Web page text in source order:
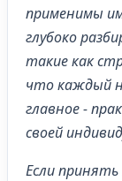
применимы
глубоко
такие как
что каждый
главное -
своей
Если